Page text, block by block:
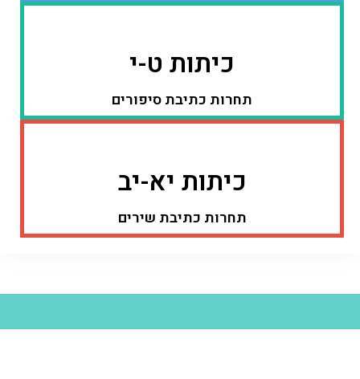
כיתות ט-י
תחרות כתיבת סיפורים
כיתות יא-יב
תחרות כתיבת שירים